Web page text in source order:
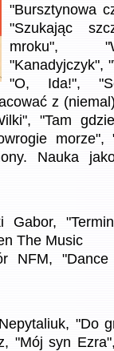
"Bursztynowa
"Szukając
mroku",
"Kanadyjczyk",
"O, Ida!",
z
"Tam
morze",
Nauka
Gabor,
The Music
NFM,
"Do
"Mój syn